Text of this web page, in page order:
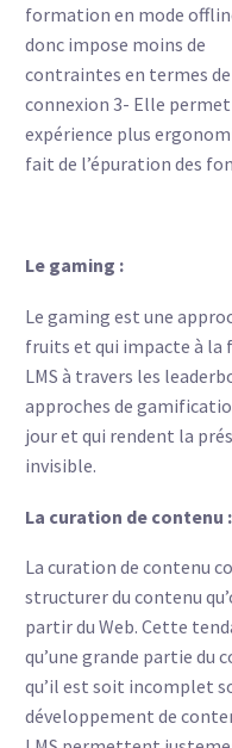
formation en mode
donc impose moins de
contraintes en termes de
connexion 3- Elle permet
expérience plus
fait de l’épuration des
Le gaming :
Le gaming est une
fruits et qui impacte à
LMS à travers les
approches de
jour et qui rendent la
invisible.
La curation de contenu :
La curation de contenu
structurer du contenu
partir du Web. Cette
qu’une grande partie du
qu’il est soit incomplet
développement de